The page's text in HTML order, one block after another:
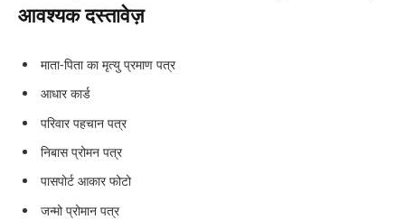
आवश्यक दस्तावेज़
माता-पिता का मृत्यु प्रमाण पत्र
आधार कार्ड
परिवार पहचान पत्र
निबास प्रोमन पत्र
पासपोर्ट आकार फोटो
जन्मो प्रोमान पत्र